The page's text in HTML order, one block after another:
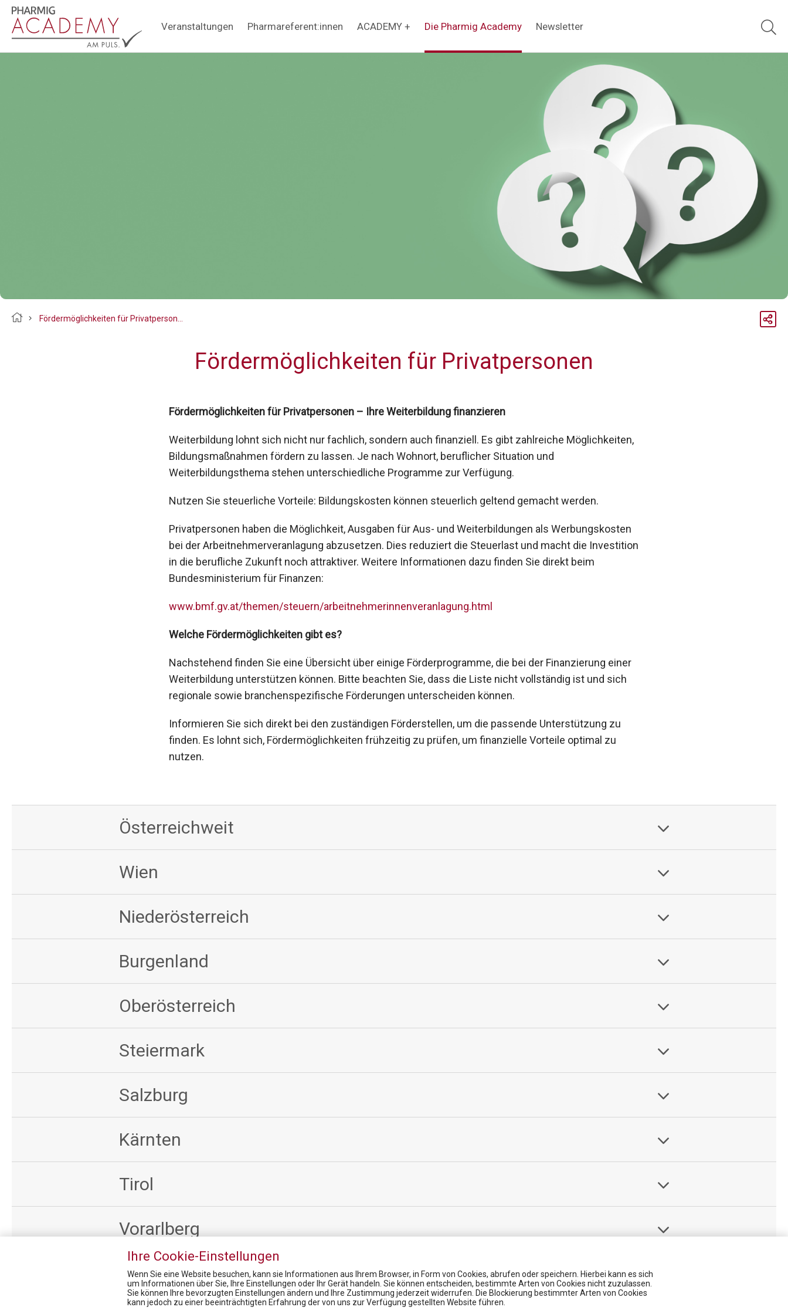
Hauptnavigation Veranstaltungen Pharmareferent:innen ACADEMY + Die Pharmig Academy Newsletter
Breadcrumb Fördermöglichkeiten für Privatpersonen
Fördermöglichkeiten für Privatpersonen
Fördermöglichkeiten für Privatpersonen – Ihre Weiterbildung finanzieren
Weiterbildung lohnt sich nicht nur fachlich, sondern auch finanziell. Es gibt zahlreiche Möglichkeiten,
Bildungsmaßnahmen fördern zu lassen. Je nach Wohnort, beruflicher Situation und
Weiterbildungsthema stehen unterschiedliche Programme zur Verfügung.
Nutzen Sie steuerliche Vorteile: Bildungskosten können steuerlich geltend gemacht werden.
Privatpersonen haben die Möglichkeit, Ausgaben für Aus- und Weiterbildungen als Werbungskosten
bei der Arbeitnehmerveranlagung abzusetzen. Dies reduziert die Steuerlast und macht die Investition
in die berufliche Zukunft noch attraktiver. Weitere Informationen dazu finden Sie direkt beim
Bundesministerium für Finanzen:
www.bmf.gv.at/themen/steuern/arbeitnehmerinnenveranlagung.html
Welche Fördermöglichkeiten gibt es?
Nachstehend finden Sie eine Übersicht über einige Förderprogramme, die bei der Finanzierung einer
Weiterbildung unterstützen können. Bitte beachten Sie, dass die Liste nicht vollständig ist und sich
regionale sowie branchenspezifische Förderungen unterscheiden können.
Informieren Sie sich direkt bei den zuständigen Förderstellen, um die passende Unterstützung zu
finden. Es lohnt sich, Fördermöglichkeiten frühzeitig zu prüfen, um finanzielle Vorteile optimal zu
nutzen.
Österreichweit
Wien
Niederösterreich
Burgenland
Oberösterreich
Steiermark
Salzburg
Kärnten
Tirol
Vorarlberg
Pharmig Academy News Veranstaltungen
Ihre Cookie-Einstellungen
Wenn Sie eine Website besuchen, kann sie Informationen aus Ihrem Browser, in Form von Cookies, abrufen oder speichern. Hierbei kann es sich
um Informationen über Sie, Ihre Einstellungen oder Ihr Gerät handeln. Sie können entscheiden, bestimmte Arten von Cookies nicht zuzulassen.
Sie können Ihre bevorzugten Einstellungen ändern und Ihre Zustimmung jederzeit widerrufen. Die Blockierung bestimmter Arten von Cookies
kann jedoch zu einer beeinträchtigten Erfahrung der von uns zur Verfügung gestellten Website führen.